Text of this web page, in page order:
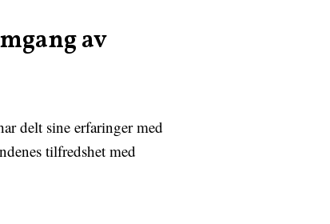
av
delt sine erfaringer med
tilfredshet med